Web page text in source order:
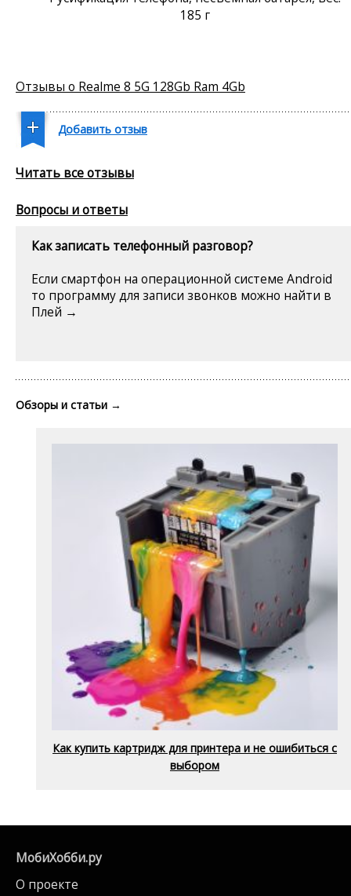
185 г
Отзывы о Realme 8 5G 128Gb Ram 4Gb
Добавить отзыв
Читать все отзывы
Вопросы и ответы
Как записать телефонный разговор?
Если смартфон на операционной системе Android
то программу для записи звонков можно найти в
Плей →
Обзоры и статьи →
Как купить картридж для принтера и не ошибиться с
выбором
МобиХобби.ру
О проекте